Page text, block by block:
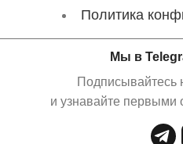
Политика
Мы в
Подписывайтесь
и узнавайте первыми